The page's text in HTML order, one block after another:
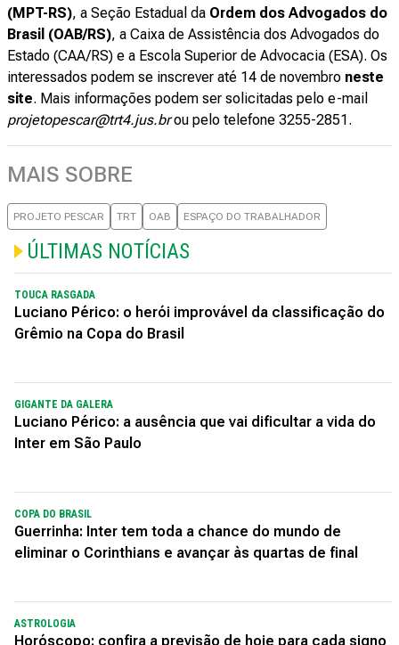
(MPT-RS), a Seção Estadual da Ordem dos Advogados do
Brasil (OAB/RS), a Caixa de Assistência dos Advogados do
Estado (CAA/RS) e a Escola Superior de Advocacia (ESA). Os
interessados podem se inscrever até 14 de novembro neste
site. Mais informações podem ser solicitadas pelo e-mail
projetopescar@trt4.jus.brou pelo telefone 3255-2851.
MAIS SOBRE
PROJETO PESCAR TRT OAB ESPAÇO DO TRABALHADOR
ÚLTIMAS NOTÍCIAS
TOUCA RASGADA
Luciano Périco: o herói improvável da classificação do
Grêmio na Copa do Brasil
GIGANTE DA GALERA
Luciano Périco: a ausência que vai dificultar a vida do
Inter em São Paulo
COPA DO BRASIL
Guerrinha: Inter tem toda a chance do mundo de
eliminar o Corinthians e avançar às quartas de final
ASTROLOGIA
Horóscopo: confira a previsão de hoje para cada signo